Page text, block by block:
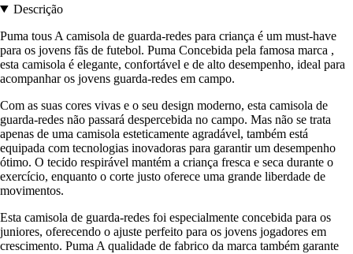
Descrição
Puma tous A camisola de guarda-redes para criança é um must-have
para os jovens fãs de futebol. Puma Concebida pela famosa marca ,
esta camisola é elegante, confortável e de alto desempenho, ideal para
acompanhar os jovens guarda-redes em campo.
Com as suas cores vivas e o seu design moderno, esta camisola de
guarda-redes não passará despercebida no campo. Mas não se trata
apenas de uma camisola esteticamente agradável, também está
equipada com tecnologias inovadoras para garantir um desempenho
ótimo. O tecido respirável mantém a criança fresca e seca durante o
exercício, enquanto o corte justo oferece uma grande liberdade de
movimentos.
Esta camisola de guarda-redes foi especialmente concebida para os
juniores, oferecendo o ajuste perfeito para os jovens jogadores em
crescimento. Puma A qualidade de fabrico da marca também garante